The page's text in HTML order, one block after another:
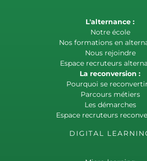
L'alternance :
Notre école
Nos formations en
Nous rejoindre
Espace recruteurs
La reconversion :
Pourquoi se
Parcours métiers
Les démarches
Espace recruteurs
DIGITAL